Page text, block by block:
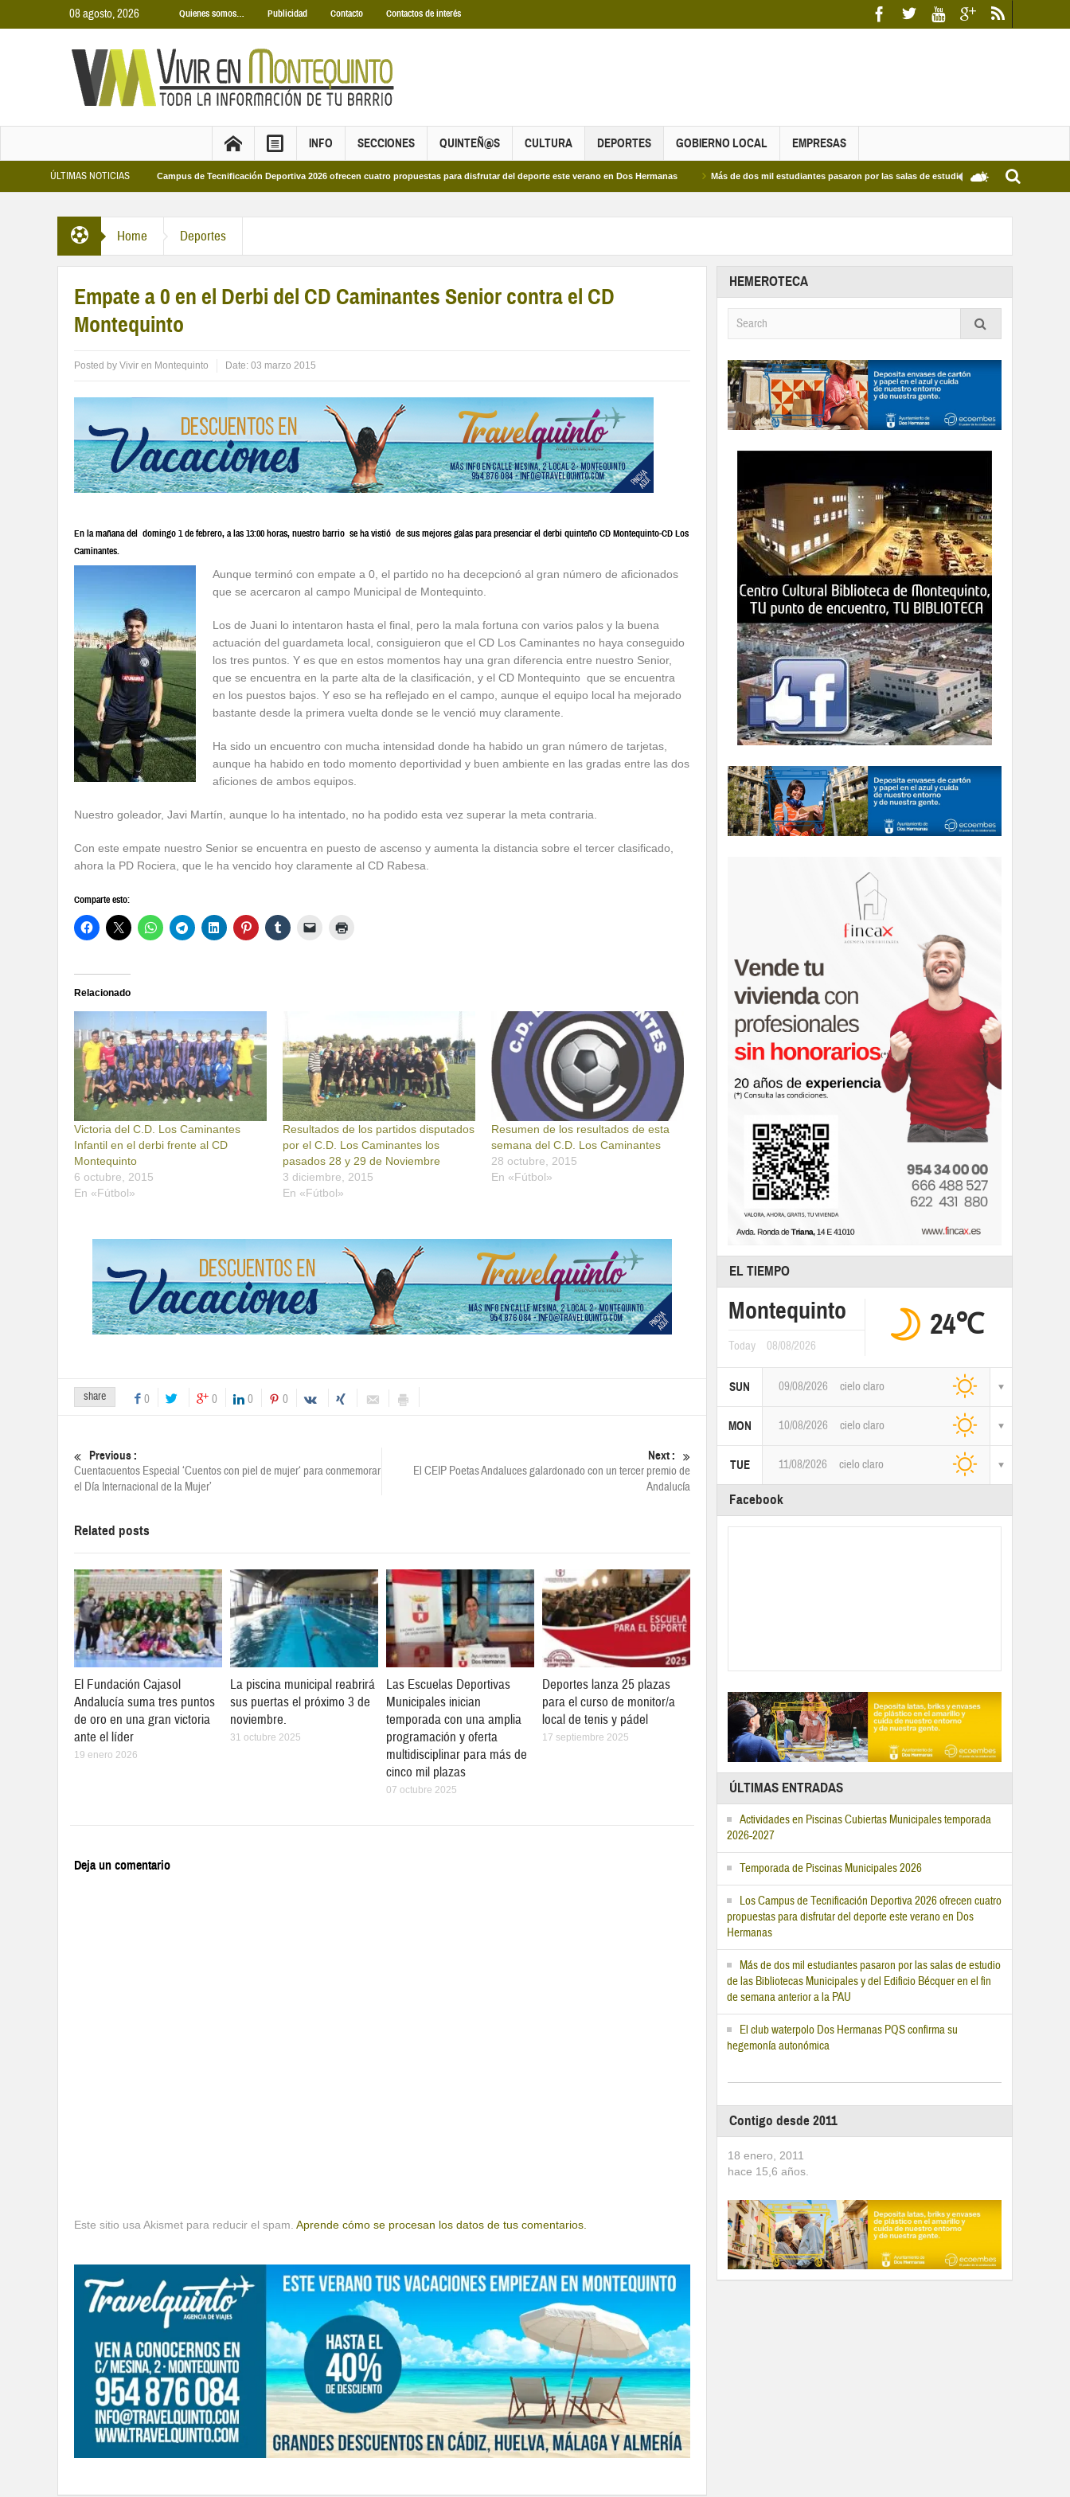
08 agosto, 2026 Quienes somos… Publicidad Contacto Contactos de interés
INFO SECCIONES QUINTEÑ@S CULTURA DEPORTES GOBIERNO LOCAL EMPRESAS
ÚLTIMAS NOTICIAS
2026 Los Campus de Tecnificación Deportiva 2026 ofrecen cuatro propuestas para disfrutar del deporte este verano en Dos Hermanas Más de dos mil estudiantes pasaron por las salas de estudio de las Bibliotecas Municipales y
Home Deportes
Empate a 0 en el Derbi del CD Caminantes Senior contra el CD
Montequinto
Posted by Vivir en Montequinto Date: 03 marzo 2015
En la mañana del domingo 1 de febrero, a las 13:00 horas, nuestro barrio se ha vistió de sus mejores galas para presenciar el derbi quinteño CD Montequinto-CD Los
Caminantes.
Aunque terminó con empate a 0, el partido no ha decepcionó al gran número de aficionados
que se acercaron al campo Municipal de Montequinto.
Los de Juani lo intentaron hasta el final, pero la mala fortuna con varios palos y la buena
actuación del guardameta local, consiguieron que el CD Los Caminantes no haya conseguido
los tres puntos. Y es que en estos momentos hay una gran diferencia entre nuestro Senior,
que se encuentra en la parte alta de la clasificación, y el CD Montequinto que se encuentra
en los puestos bajos. Y eso se ha reflejado en el campo, aunque el equipo local ha mejorado
bastante desde la primera vuelta donde se le venció muy claramente.
Ha sido un encuentro con mucha intensidad donde ha habido un gran número de tarjetas,
aunque ha habido en todo momento deportividad y buen ambiente en las gradas entre las dos
aficiones de ambos equipos.
Nuestro goleador, Javi Martín, aunque lo ha intentado, no ha podido esta vez superar la meta contraria.
Con este empate nuestro Senior se encuentra en puesto de ascenso y aumenta la distancia sobre el tercer clasificado,
ahora la PD Rociera, que le ha vencido hoy claramente al CD Rabesa.
Comparte esto:
Relacionado
Victoria del C.D. Los Caminantes
Infantil en el derbi frente al CD
Montequinto
6 octubre, 2015
En «Fútbol»
Resultados de los partidos disputados
por el C.D. Los Caminantes los
pasados 28 y 29 de Noviembre
3 diciembre, 2015
En «Fútbol»
Resumen de los resultados de esta
semana del C.D. Los Caminantes
28 octubre, 2015
En «Fútbol»
share 0 0 0 0
Previous :
Cuentacuentos Especial ‘Cuentos con piel de mujer‘ para conmemorar
el Día Internacional de la Mujer’
Next :
El CEIP Poetas Andaluces galardonado con un tercer premio de
Andalucía
Related posts
El Fundación Cajasol
Andalucía suma tres puntos
de oro en una gran victoria
ante el líder
19 enero 2026
La piscina municipal reabrirá
sus puertas el próximo 3 de
noviembre.
31 octubre 2025
Las Escuelas Deportivas
Municipales inician
temporada con una amplia
programación y oferta
multidisciplinar para más de
cinco mil plazas
07 octubre 2025
Deportes lanza 25 plazas
para el curso de monitor/a
local de tenis y pádel
17 septiembre 2025
Deja un comentario
Este sitio usa Akismet para reducir el spam. Aprende cómo se procesan los datos de tus comentarios.
HEMEROTECA
EL TIEMPO
Montequinto
Today 08/08/2026
24℃
SUN 09/08/2026 cielo claro
MON 10/08/2026 cielo claro
TUE 11/08/2026 cielo claro
Facebook
ÚLTIMAS ENTRADAS
Actividades en Piscinas Cubiertas Municipales temporada
2026-2027
Temporada de Piscinas Municipales 2026
Los Campus de Tecnificación Deportiva 2026 ofrecen cuatro
propuestas para disfrutar del deporte este verano en Dos
Hermanas
Más de dos mil estudiantes pasaron por las salas de estudio
de las Bibliotecas Municipales y del Edificio Bécquer en el fin
de semana anterior a la PAU
El club waterpolo Dos Hermanas PQS confirma su
hegemonía autonómica
Contigo desde 2011
18 enero, 2011
hace 15,6 años.